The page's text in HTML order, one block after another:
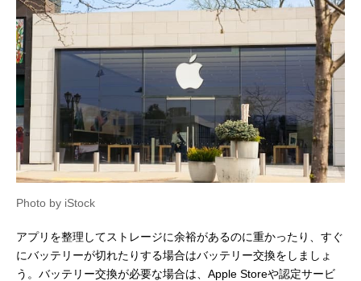
Photo by iStock
アプリを整理してストレージに余裕があるのに重かったり、すぐ
にバッテリーが切れたりする場合はバッテリー交換をしましょ
う。バッテリー交換が必要な場合は、Apple Storeや認定サービ